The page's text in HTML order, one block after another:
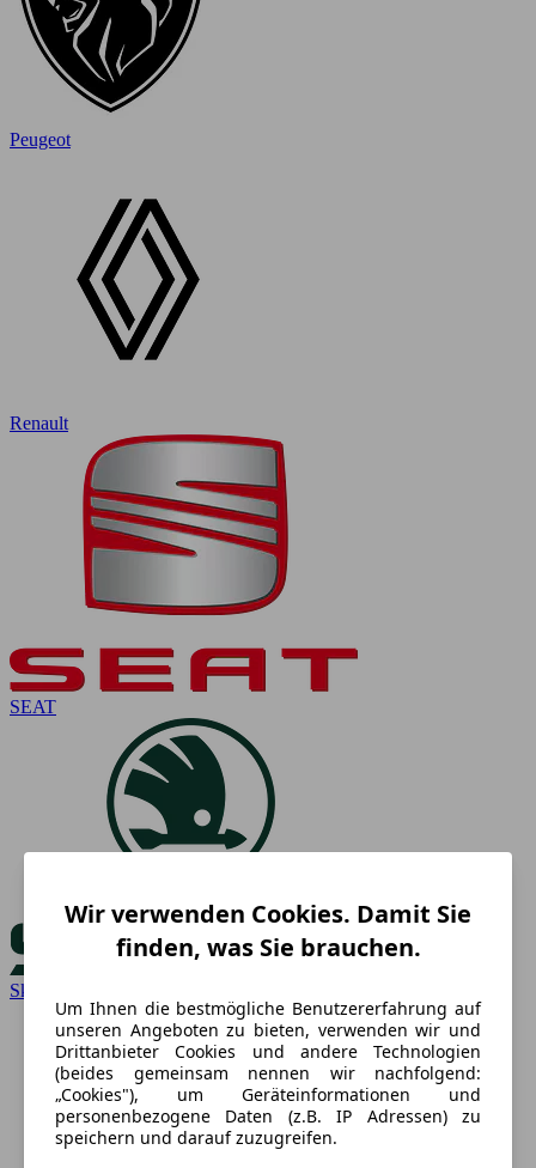
Peugeot
Renault
SEAT
Skoda
Wir verwenden Cookies. Damit Sie
finden, was Sie brauchen.
Um Ihnen die bestmögliche Benutzererfahrung auf
unseren Angeboten zu bieten, verwenden wir und
Drittanbieter Cookies und andere Technologien
(beides gemeinsam nennen wir nachfolgend:
„Cookies"), um Geräteinformationen und
personenbezogene Daten (z.B. IP Adressen) zu
speichern und darauf zuzugreifen.